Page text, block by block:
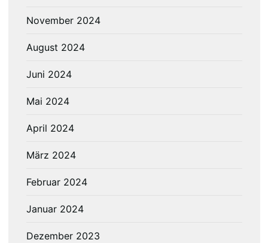
November 2024
August 2024
Juni 2024
Mai 2024
April 2024
März 2024
Februar 2024
Januar 2024
Dezember 2023